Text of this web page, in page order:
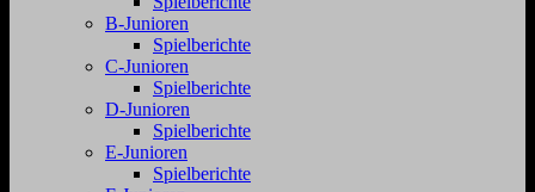
B-Junioren
Spielberichte
C-Junioren
Spielberichte
D-Junioren
Spielberichte
E-Junioren
Spielberichte